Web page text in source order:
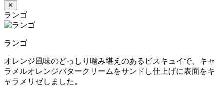
✕
ランゴ
ランゴ
オレンジ風味のどっしり噛み堪えのあるビスキュイで、キャ
ラメルオレンジバタークリームをサンドし仕上げに表面をキ
ャラメリゼしました。